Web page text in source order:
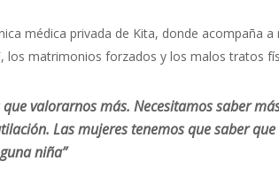
médica privada de Kita, donde acompaña
los matrimonios forzados y los malos tratos
que valorarnos más. Necesitamos saber
Las mujeres tenemos que saber
niña”